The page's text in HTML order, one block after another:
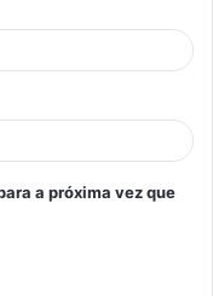
a próxima vez que